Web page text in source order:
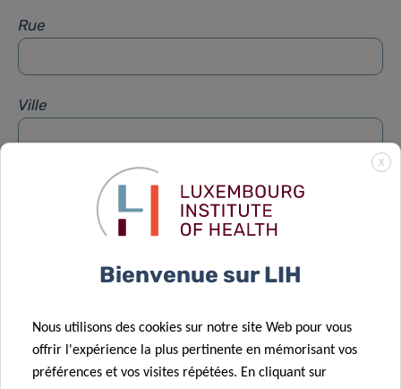
Rue
Ville
X
Bienvenue sur LIH
Nous utilisons des cookies sur notre site Web pour vous
offrir l'expérience la plus pertinente en mémorisant vos
préférences et vos visites répétées. En cliquant sur